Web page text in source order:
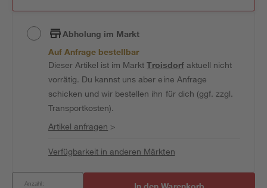
Abholung im Markt
Auf Anfrage bestellbar
Dieser Artikel ist im MarktTroisdorfaktuell nicht
vorrätig. Du kannst uns aber eine Anfrage
schicken und wir bestellen ihn für dich (ggf. zzgl.
Transportkosten).
Artikel anfragen >
Verfügbarkeit in anderen Märkten
Anzahl: In den Warenkorb